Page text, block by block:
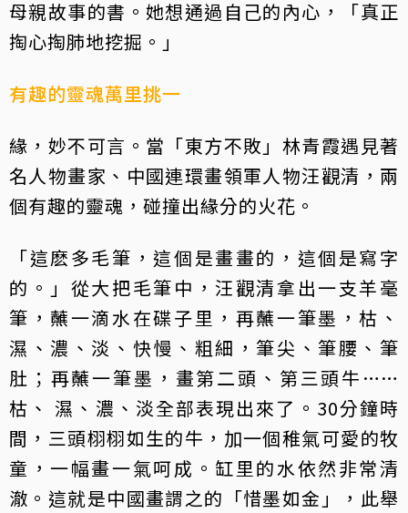
母親故事的書。她想通過自己的內心，「真正
掏心掏肺地挖掘。」
有趣的靈魂萬里挑一
緣，妙不可言。當「東方不敗」林青霞遇見著
名人物畫家、中國連環畫領軍人物汪觀清，兩
個有趣的靈魂，碰撞出緣分的火花。
「這麽多毛筆，這個是畫畫的，這個是寫字
的。」從大把毛筆中，汪觀清拿出一支羊毫
筆，蘸一滴水在碟子里，再蘸一筆墨，枯、
濕、濃、淡、快慢、粗細，筆尖、筆腰、筆
肚；再蘸一筆墨，畫第二頭、第三頭牛……
枯、 濕、濃、淡全部表現出來了。30分鐘時
間，三頭栩栩如生的牛，加一個稚氣可愛的牧
童，一幅畫一氣呵成。缸里的水依然非常清
澈。這就是中國畫謂之的「惜墨如金」，此舉